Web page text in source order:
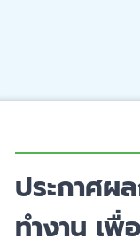
ประกาศผ
ทำงาน เ